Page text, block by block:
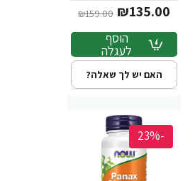
₪135.00
₪159.00
הוסף
לעגלה
האם יש לך שאלה?
-23%